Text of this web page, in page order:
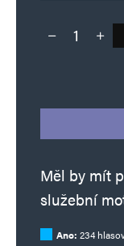
Deník TO –
Měl by mít
služební
Ano: 234